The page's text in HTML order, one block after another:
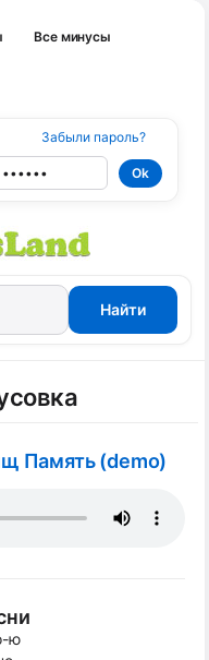
Все минусы
Забыли пароль?
Память (demo)
ю